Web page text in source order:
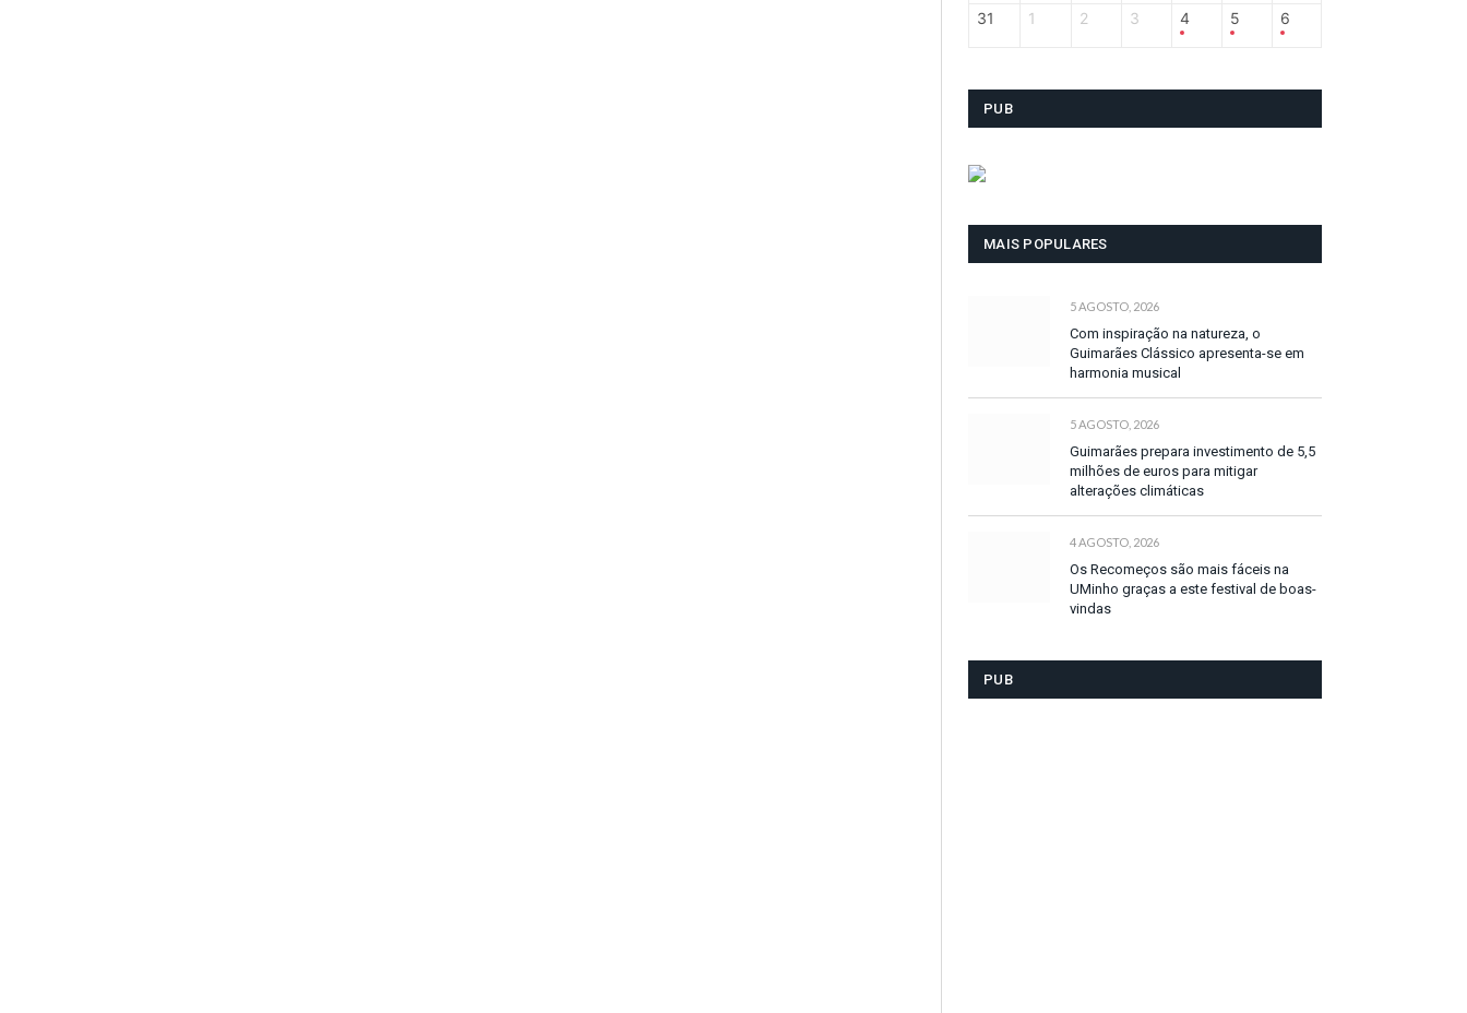
31 1 2 3 4 5 6
PUB
MAIS POPULARES
5 AGOSTO, 2026
Com inspiração na natureza, o
Guimarães Clássico apresenta-se em
harmonia musical
5 AGOSTO, 2026
Guimarães prepara investimento de 5,5
milhões de euros para mitigar
alterações climáticas
4 AGOSTO, 2026
Os Recomeços são mais fáceis na
UMinho graças a este festival de boas-
vindas
PUB